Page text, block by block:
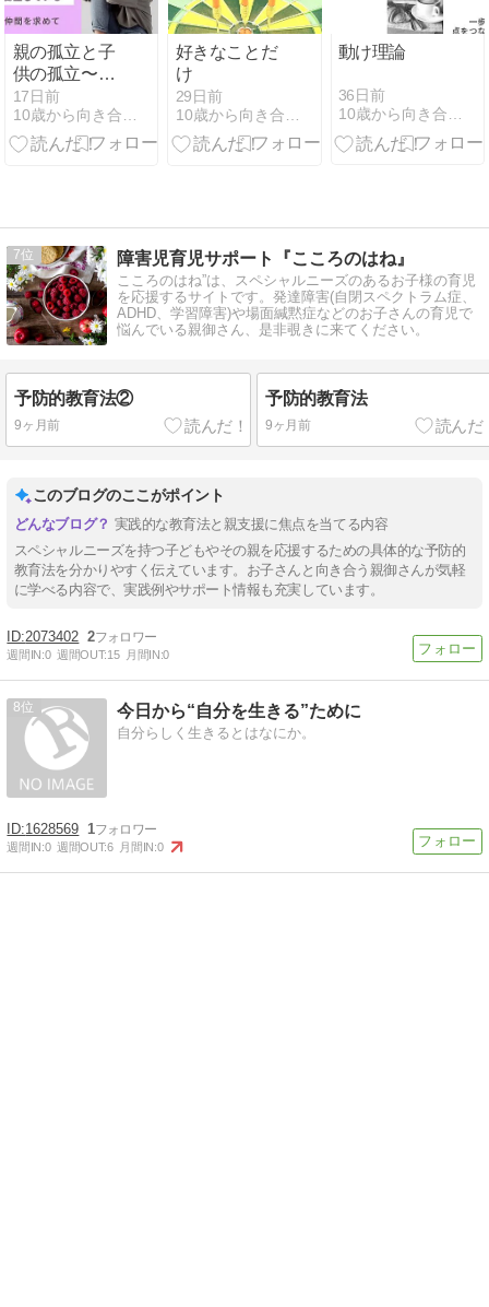
親の孤立と子
供の孤立〜オ
ンラインイベ
ントを振り返
って〜
17日前
10歳から向き合う発達障害/ギフテッド
好きなことだ
け
29日前
10歳から向き合う発達障害/ギフテッド
動け理論
36日前
10歳から向き合う発達障害/ギフテッド
7 障害児育児サポート『こころのはね』
こころのはね”は、スペシャルニーズのあるお子様の育児
を応援するサイトです。発達障害(自閉スペクトラム症、
ADHD、学習障害)や場面緘黙症などのお子さんの育児で
悩んでいる親御さん、是非覗きに来てください。
予防的教育法②
9ヶ月前
予防的教育法
9ヶ月前
このブログのここがポイント
実践的な教育法と親支援に焦点を当てる内容
スペシャルニーズを持つ子どもやその親を応援するための具体的な予防的
教育法を分かりやすく伝えています。お子さんと向き合う親御さんが気軽
に学べる内容で、実践例やサポート情報も充実しています。
2073402 2
週間IN:0 週間OUT:15 月間IN:0
8 今日から“自分を生きる”ために
自分らしく生きるとはなにか。
1628569 1
週間IN:0 週間OUT:6 月間IN:0